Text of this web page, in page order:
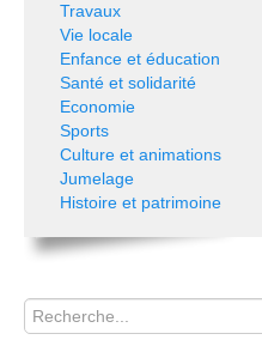
Travaux
Vie locale
Enfance et éducation
Santé et solidarité
Economie
Sports
Culture et animations
Jumelage
Histoire et patrimoine
Rechercher